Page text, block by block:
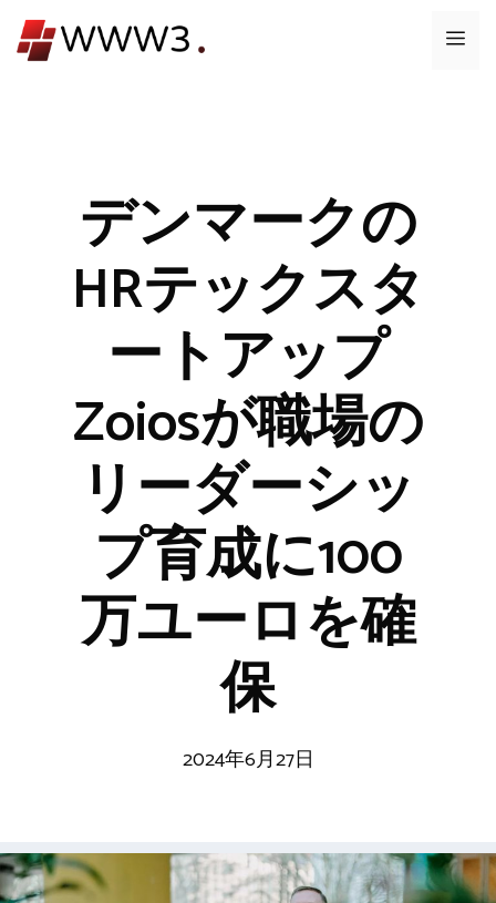
ン
メ
デンマークの
HRテックスタ
ートアップ
Zoiosが職場の
リーダーシッ
プ育成に100
万ユーロを確
保
2024年6月27日